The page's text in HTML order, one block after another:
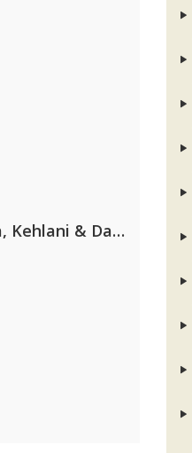
Hugel, David Guetta, Kehlani & Daecolm